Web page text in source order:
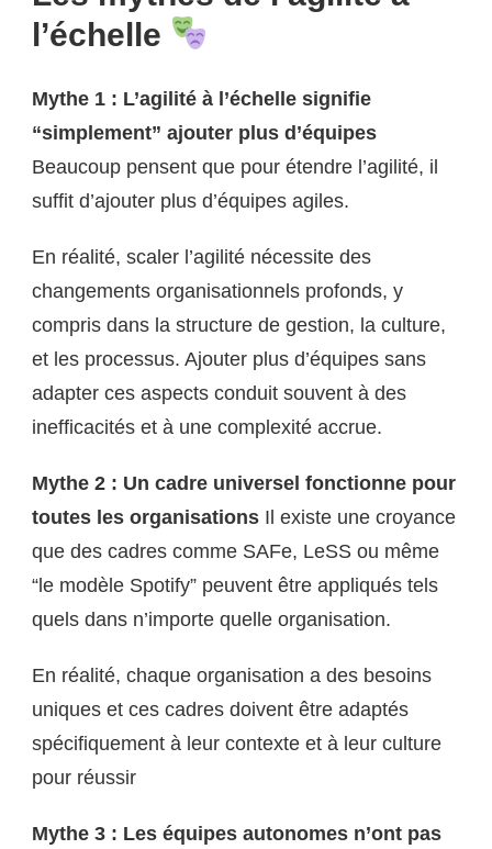
l’échelle
Mythe 1 : L’agilité à l’échelle signifie
“simplement” ajouter plus d’équipes
Beaucoup pensent que pour étendre l’agilité, il
suffit d’ajouter plus d’équipes agiles.
En réalité, scaler l’agilité nécessite des
changements organisationnels profonds, y
compris dans la structure de gestion, la culture,
et les processus. Ajouter plus d’équipes sans
adapter ces aspects conduit souvent à des
inefficacités et à une complexité accrue.
Mythe 2 : Un cadre universel fonctionne pour
toutes les organisations Il existe une croyance
que des cadres comme SAFe, LeSS ou même
“le modèle Spotify” peuvent être appliqués tels
quels dans n’importe quelle organisation.
En réalité, chaque organisation a des besoins
uniques et ces cadres doivent être adaptés
spécifiquement à leur contexte et à leur culture
pour réussir
Mythe 3 : Les équipes autonomes n’ont pas